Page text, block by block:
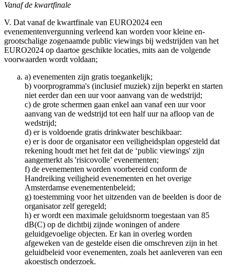
Vanaf de kwartfinale
V. Dat vanaf de kwartfinale van EURO2024 een
evenementenvergunning verleend kan worden voor kleine en-
grootschalige zogenaamde public viewings bij wedstrijden van het
EURO2024 op daartoe geschikte locaties, mits aan de volgende
voorwaarden wordt voldaan;
a) evenementen zijn gratis toegankelijk;
b) voorprogramma's (inclusief muziek) zijn beperkt en starten
niet eerder dan een uur voor aanvang van de wedstrijd;
c) de grote schermen gaan enkel aan vanaf een uur voor
aanvang van de wedstrijd tot een half uur na afloop van de
wedstrijd;
d) er is voldoende gratis drinkwater beschikbaar:
e) er is door de organisator een veiligheidsplan opgesteld dat
rekening houdt met het feit dat de ‘public viewings' zijn
aangemerkt als 'risicovolle’ evenementen;
f) de evenementen worden voorbereid conform de
Handreiking veiligheid evenementen en het overige
Amsterdamse evenementenbeleid;
g) toestemming voor het uitzenden van de beelden is door de
organisator zelf geregeld;
h) er wordt een maximale geluidsnorm toegestaan van 85
dB(C) op de dichtbij zijnde woningen of andere
geluidgevoelige objecten. Er kan in overleg worden
afgeweken van de gestelde eisen die omschreven zijn in het
geluidbeleid voor evenementen, zoals het aanleveren van een
akoestisch onderzoek.